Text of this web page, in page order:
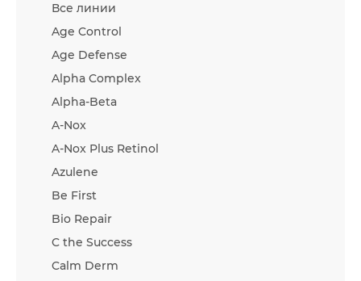
Все линии
Age Control
Age Defense
Alpha Complex
Alpha-Beta
A-Nox
A-Nox Plus Retinol
Azulene
Be First
Bio Repair
C the Success
Calm Derm